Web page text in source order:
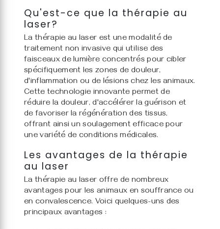
Qu'est-ce que la thérapie au
laser?
La thérapie au laser est une modalité de
traitement non invasive qui utilise des
faisceaux de lumière concentrés pour cibler
spécifiquement les zones de douleur,
d'inflammation ou de lésions chez les animaux.
Cette technologie innovante permet de
réduire la douleur, d'accélérer la guérison et
de favoriser la régénération des tissus,
offrant ainsi un soulagement efficace pour
une variété de conditions médicales.
Les avantages de la thérapie
au laser
La thérapie au laser offre de nombreux
avantages pour les animaux en souffrance ou
en convalescence. Voici quelques-uns des
principaux avantages :